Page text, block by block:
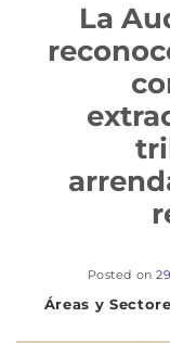
La
Posted on